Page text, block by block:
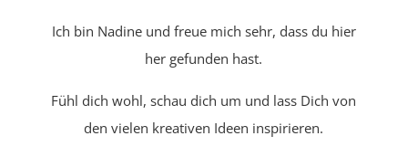
Ich bin Nadine und freue mich sehr, dass du hier
her gefunden hast.
Fühl dich wohl, schau dich um und lass Dich von
den vielen kreativen Ideen inspirieren.